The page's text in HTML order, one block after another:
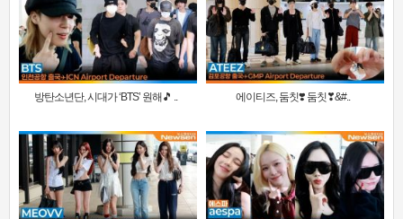
방탄소년단, 시대가 ‘BTS’ 원해🎵 .. 에이티즈, 둠칫❣️ 둠칫❣&#..